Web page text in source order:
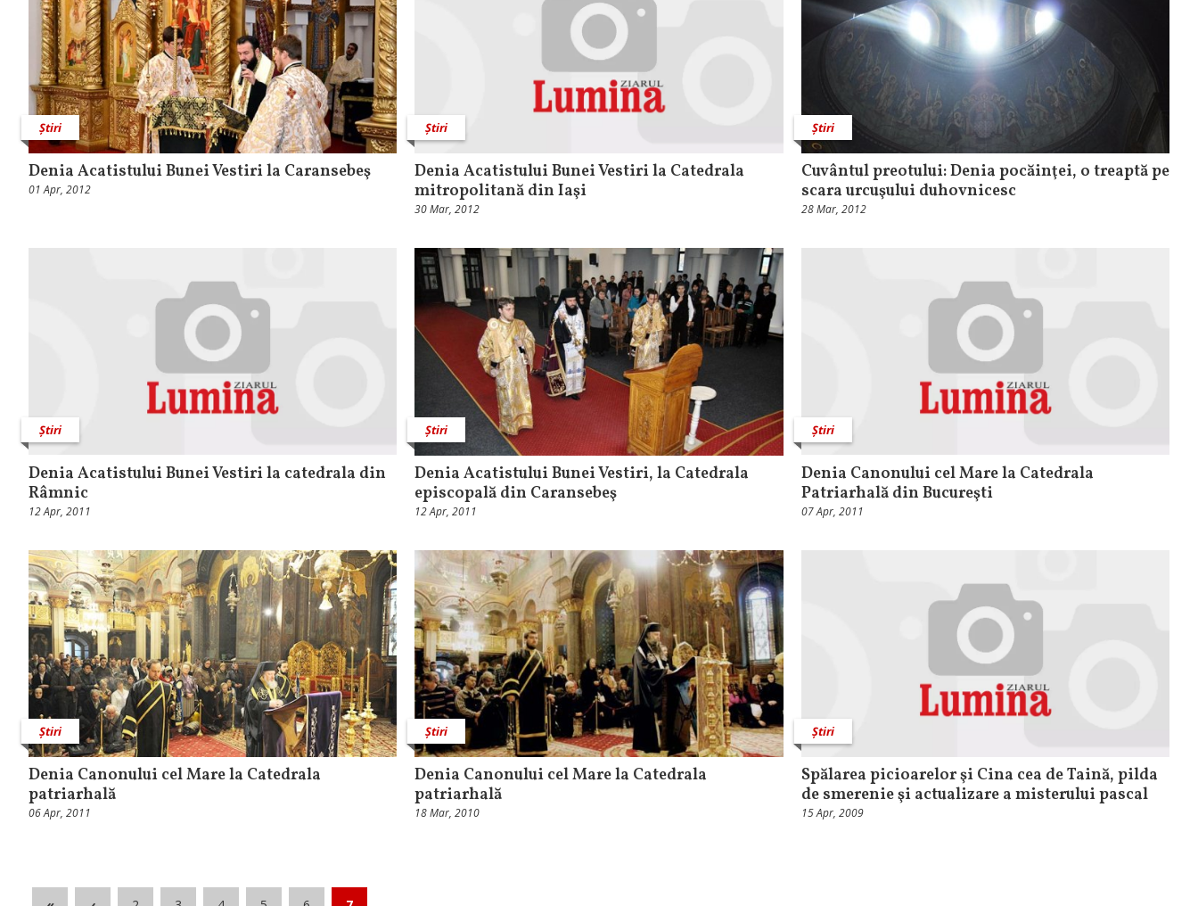
Știri
Denia Acatistului Bunei Vestiri la Caransebeş
01 Apr, 2012
Știri
Denia Acatistului Bunei Vestiri la Catedrala
mitropolitană din Iaşi
30 Mar, 2012
Știri
Cuvântul preotului: Denia pocăinţei, o treaptă pe
scara urcuşului duhovnicesc
28 Mar, 2012
Știri
Denia Acatistului Bunei Vestiri la catedrala din
Râmnic
12 Apr, 2011
Știri
Denia Acatistului Bunei Vestiri, la Catedrala
episcopală din Caransebeş
12 Apr, 2011
Știri
Denia Canonului cel Mare la Catedrala
Patriarhală din Bucureşti
07 Apr, 2011
Știri
Denia Canonului cel Mare la Catedrala
patriarhală
06 Apr, 2011
Știri
Denia Canonului cel Mare la Catedrala
patriarhală
18 Mar, 2010
Știri
Spălarea picioarelor şi Cina cea de Taină, pilda
de smerenie şi actualizare a misterului pascal
15 Apr, 2009